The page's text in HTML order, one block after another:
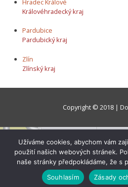
Hradec Králové
Královéhradecký kraj
Pardubice
Pardubický kraj
Zlín
Zlínský kraj
Copyright © 2018 |
Užíváme cookies, abychom vám
použití našich webových stránek.
naše stránky předpokládáme, že s
Souhlasím
Zásady